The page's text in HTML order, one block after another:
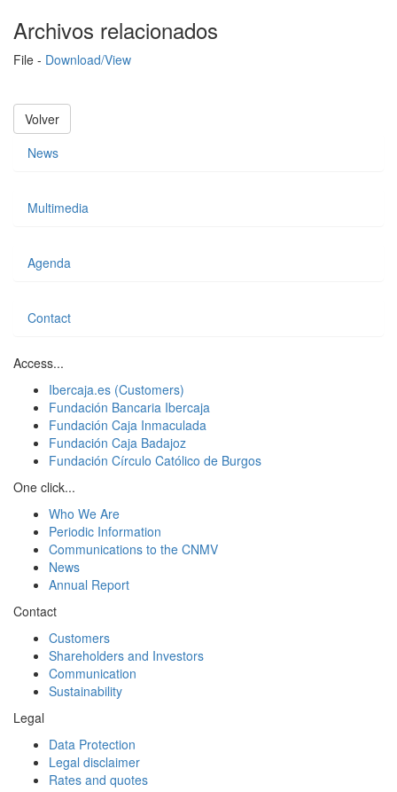
Archivos relacionados
File - Download/View
Volver
News
Multimedia
Agenda
Contact
Access...
Ibercaja.es (Customers)
Fundación Bancaria Ibercaja
Fundación Caja Inmaculada
Fundación Caja Badajoz
Fundación Círculo Católico de Burgos
One click...
Who We Are
Periodic Information
Communications to the CNMV
News
Annual Report
Contact
Customers
Shareholders and Investors
Communication
Sustainability
Legal
Data Protection
Legal disclaimer
Rates and quotes